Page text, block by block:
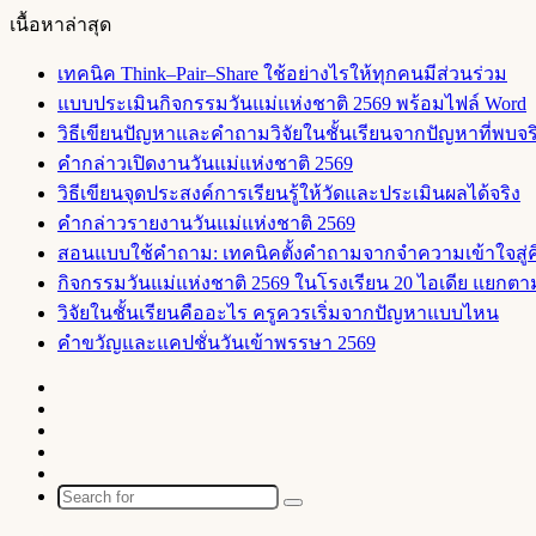
เนื้อหาล่าสุด
เทคนิค Think–Pair–Share ใช้อย่างไรให้ทุกคนมีส่วนร่วม
แบบประเมินกิจกรรมวันแม่แห่งชาติ 2569 พร้อมไฟล์ Word
วิธีเขียนปัญหาและคำถามวิจัยในชั้นเรียนจากปัญหาที่พบจ
คำกล่าวเปิดงานวันแม่แห่งชาติ 2569
วิธีเขียนจุดประสงค์การเรียนรู้ให้วัดและประเมินผลได้จริง
คำกล่าวรายงานวันแม่แห่งชาติ 2569
สอนแบบใช้คำถาม: เทคนิคตั้งคำถามจากจำความเข้าใจสู่
กิจกรรมวันแม่แห่งชาติ 2569 ในโรงเรียน 20 ไอเดีย แยกต
วิจัยในชั้นเรียนคืออะไร ครูควรเริ่มจากปัญหาแบบไหน
คำขวัญและแคปชั่นวันเข้าพรรษา 2569
Article
Search